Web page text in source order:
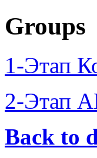
Groups
1-Этап
2-Этап
Back to